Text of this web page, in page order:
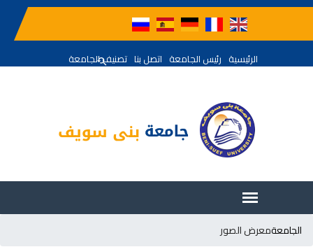
الرئيسية رئيس الجامعة اتصل بنا تصنيف الجامعة
الجامعةمعرض الصور